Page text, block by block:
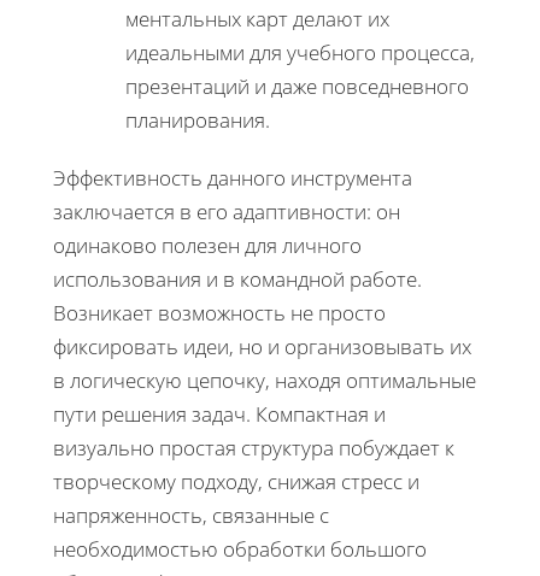
ментальных карт делают их
идеальными для учебного процесса,
презентаций и даже повседневного
планирования.
Эффективность данного инструмента
заключается в его адаптивности: он
одинаково полезен для личного
использования и в командной работе.
Возникает возможность не просто
фиксировать идеи, но и организовывать их
в логическую цепочку, находя оптимальные
пути решения задач. Компактная и
визуально простая структура побуждает к
творческому подходу, снижая стресс и
напряженность, связанные с
необходимостью обработки большого